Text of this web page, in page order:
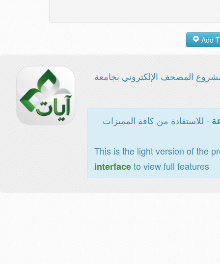
المصحف الإلكتروني بجامعة
- للاستفادة من كافة المميزات
This is the light version of the
interfaceto view full features